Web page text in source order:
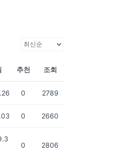
추천 조회
0 2789
0 2660
0 2806